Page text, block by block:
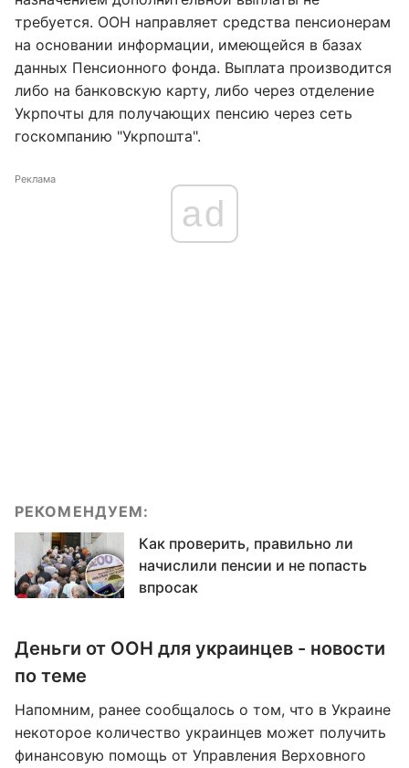
требуется. ООН направляет средства пенсионерам
на основании информации, имеющейся в базах
данных Пенсионного фонда. Выплата производится
либо на банковскую карту, либо через отделение
Укрпочты для получающих пенсию через сеть
госкомпанию "Укрпошта".
Реклама
ad
РЕКОМЕНДУЕМ:
Как проверить, правильно ли
начислили пенсии и не попасть
впросак
Деньги от ООН для украинцев - новости
по теме
Напомним, ранее сообщалось о том, что в Украине
некоторое количество украинцев может получить
финансовую помощь от Управления Верховного